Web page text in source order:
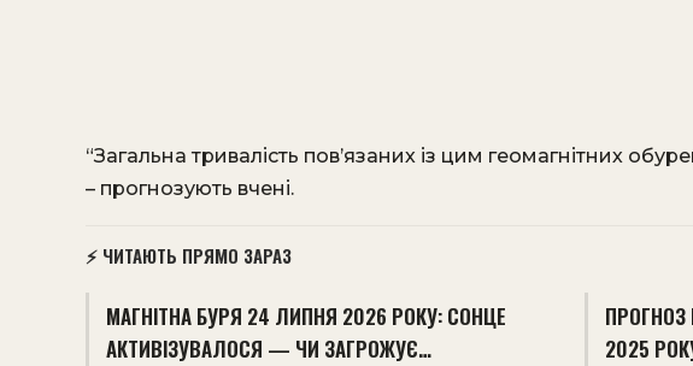
“Загальна тривалість пов’язаних із цим геомагнітних
– прогнозують вчені.
⚡ ЧИТАЮТЬ ПРЯМО ЗАРАЗ
МАГНІТНА БУРЯ 24 ЛИПНЯ 2026 РОКУ: СОНЦЕ
АКТИВІЗУВАЛОСЯ — ЧИ ЗАГРОЖУЄ…
ПРОГНОЗ
2025